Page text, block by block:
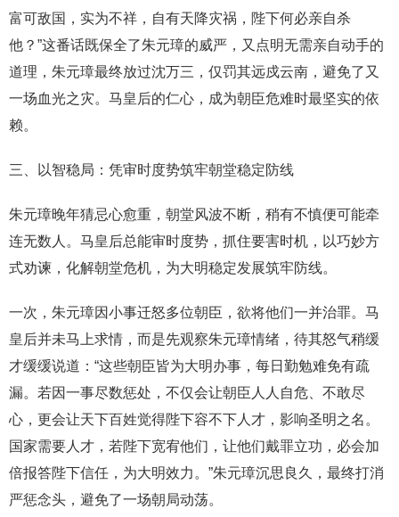
富可敌国，实为不祥，自有天降灾祸，陛下何必亲自杀
他？”这番话既保全了朱元璋的威严，又点明无需亲自动手的
道理，朱元璋最终放过沈万三，仅罚其远戍云南，避免了又
一场血光之灾。马皇后的仁心，成为朝臣危难时最坚实的依
赖。
三、以智稳局：凭审时度势筑牢朝堂稳定防线
朱元璋晚年猜忌心愈重，朝堂风波不断，稍有不慎便可能牵
连无数人。马皇后总能审时度势，抓住要害时机，以巧妙方
式劝谏，化解朝堂危机，为大明稳定发展筑牢防线。
一次，朱元璋因小事迁怒多位朝臣，欲将他们一并治罪。马
皇后并未马上求情，而是先观察朱元璋情绪，待其怒气稍缓
才缓缓说道：“这些朝臣皆为大明办事，每日勤勉难免有疏
漏。若因一事尽数惩处，不仅会让朝臣人人自危、不敢尽
心，更会让天下百姓觉得陛下容不下人才，影响圣明之名。
国家需要人才，若陛下宽宥他们，让他们戴罪立功，必会加
倍报答陛下信任，为大明效力。”朱元璋沉思良久，最终打消
严惩念头，避免了一场朝局动荡。